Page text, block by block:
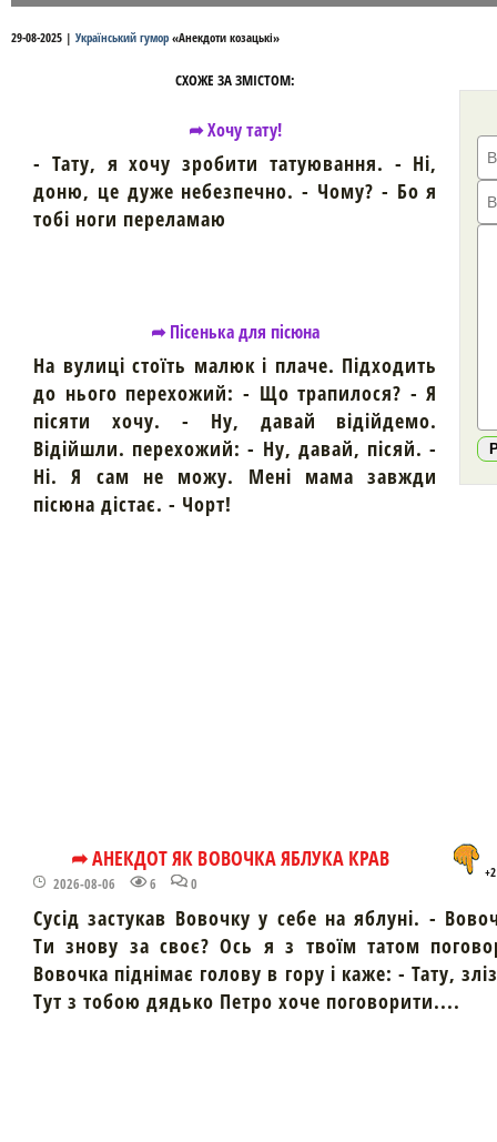
29-08-2025 | Український гумор «Анекдоти козацькі»
СХОЖЕ ЗА ЗМІСТОМ:
➦ Хочу тату!
- Тату, я хочу зробити татуювання. - Ні,
доню, це дуже небезпечно. - Чому? - Бо я
тобі ноги переламаю
➦ Пісенька для пісюна
На вулиці стоїть малюк і плаче. Підходить
до нього перехожий: - Що трапилося? - Я
пісяти хочу. - Ну, давай відійдемо.
Відійшли. перехожий: - Ну, давай, пісяй. -
Ні. Я сам не можу. Мені мама завжди
пісюна дістає. - Чорт!
➦ АНЕКДОТ ЯК ВОВОЧКА ЯБЛУКА КРАВ
2026-08-06 6 0
+2
Сусід застукав Вовочку у себе на яблуні. -
Ти знову за своє? Ось я з твоїм татом
Вовочка піднімає голову в гору і каже: - Тату,
Тут з тобою дядько Петро хоче поговорити....